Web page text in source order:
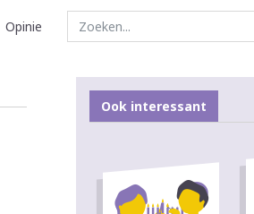
Opinie
Ook interessant